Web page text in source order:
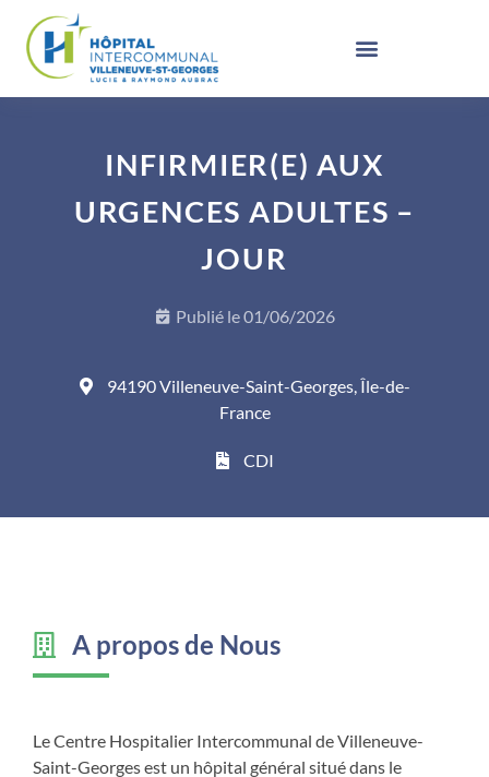
INFIRMIER(E) AUX
URGENCES ADULTES –
JOUR
Publié le01/06/2026
94190 Villeneuve-Saint-Georges, Île-de-
France
CDI
A propos de Nous
Le Centre Hospitalier Intercommunal de Villeneuve-
Saint-Georges est un hôpital général situé dans le